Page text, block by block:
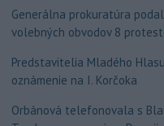
Generálna prokuratúra
volebných obvodov 8
Predstavitelia Mladého
oznámenie na I. Korčoka
Orbánová telefonovala s